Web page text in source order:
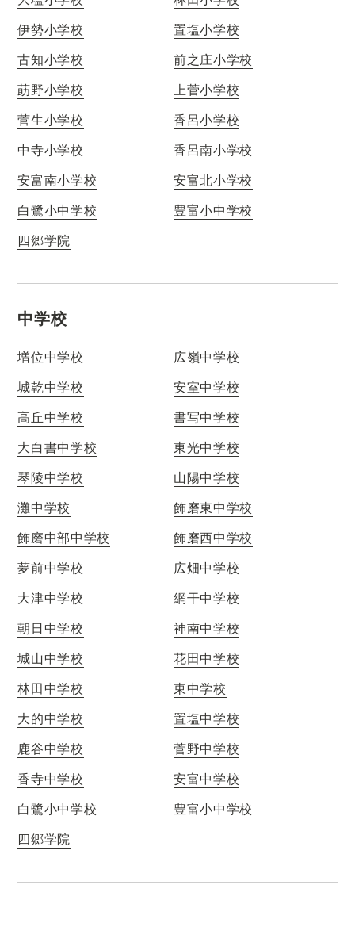
伊勢小学校
置塩小学校
古知小学校
前之庄小学校
莇野小学校
上菅小学校
菅生小学校
香呂小学校
中寺小学校
香呂南小学校
安富南小学校
安富北小学校
白鷺小中学校
豊富小中学校
四郷学院
中学校
増位中学校
広嶺中学校
城乾中学校
安室中学校
高丘中学校
書写中学校
大白書中学校
東光中学校
琴陵中学校
山陽中学校
灘中学校
飾磨東中学校
飾磨中部中学校
飾磨西中学校
夢前中学校
広畑中学校
大津中学校
網干中学校
朝日中学校
神南中学校
城山中学校
花田中学校
林田中学校
東中学校
大的中学校
置塩中学校
鹿谷中学校
菅野中学校
香寺中学校
安富中学校
白鷺小中学校
豊富小中学校
四郷学院